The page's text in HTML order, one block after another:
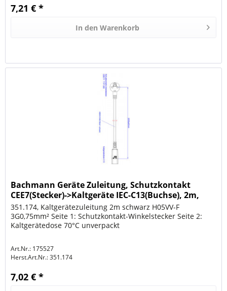
7,21 € *
In den Warenkorb
Bachmann Geräte Zuleitung, Schutzkontakt
CEE7(Stecker)->Kaltgeräte IEC-C13(Buchse), 2m,
Black, H05VV
351.174, Kaltgerätezuleitung 2m schwarz H05VV-F
3G0,75mm² Seite 1: Schutzkontakt-Winkelstecker Seite 2:
Kaltgerätedose 70°C unverpackt
Art.Nr.: 175527
Herst.Art.Nr.:351.174
7,02 € *